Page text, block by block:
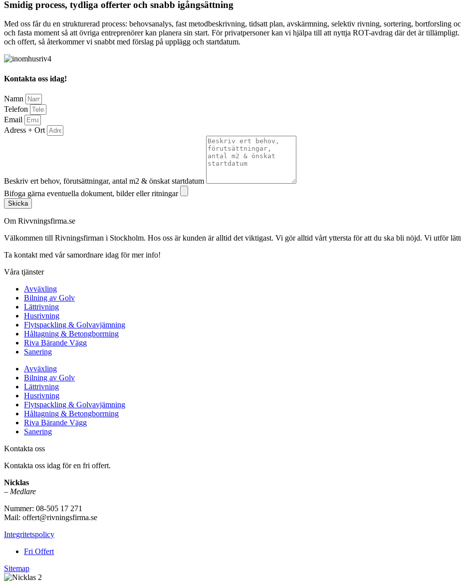
Smidig process, tydliga offerter och snabb igångsättning
Med oss får du en strukturerad process: behovsanalys, fast metodbeskrivning, tidsatt plan, avskärmning, selektiv rivning, sortering, bortforsling
och fasta moment så att övriga entreprenörer kan planera sin start. För privatpersoner kan vi hjälpa till att nyttja ROT-avdrag där det är
och offert, så återkommer vi snabbt med förslag på upplägg och startdatum.
Kontakta oss idag!
Namn
Telefon
Email
Adress + Ort
Beskriv ert behov, förutsättningar, antal m2 & önskat startdatum
Bifoga gärna eventuella dokument, bilder eller ritningar
Skicka
Om Rivvningsfirma.se
Välkommen till Rivningsfirman i Stockholm. Hos oss är kunden är alltid det viktigast. Vi gör alltid vårt yttersta för att du ska bli nöjd. Vi utför
Ta kontakt med vår samordnare idag för mer info!
Våra tjänster
Avväxling
Bilning av Golv
Lättrivning
Husrivning
Flytspackling & Golvavjämning
Håltagning & Betongborrning
Riva Bärande Vägg
Sanering
Avväxling
Bilning av Golv
Lättrivning
Husrivning
Flytspackling & Golvavjämning
Håltagning & Betongborrning
Riva Bärande Vägg
Sanering
Kontakta oss
Kontakta oss idag för en fri offert.
Nicklas
– Medlare
Nummer: 08-505 17 271
Mail: offert@rivningsfirma.se
Integritetspolicy
Fri Offert
Sitemap